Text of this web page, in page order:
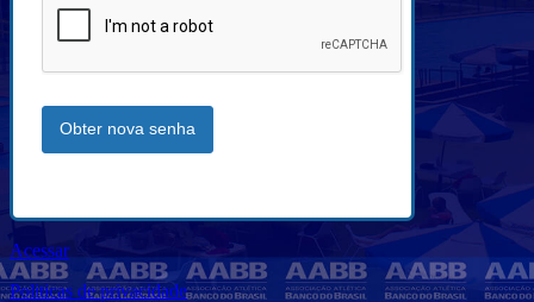
Acessar
Politicas de privacidade